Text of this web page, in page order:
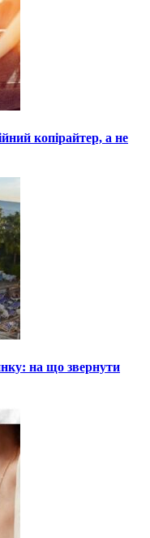
копірайтер, а не
на що звернути